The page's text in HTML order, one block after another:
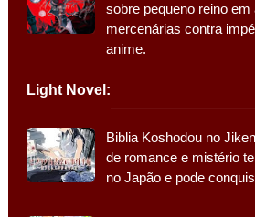
sobre pequeno reino
mercenárias contra
anime.
Light Novel:
Biblia Koshodou no
de romance e mistério
no Japão e pode